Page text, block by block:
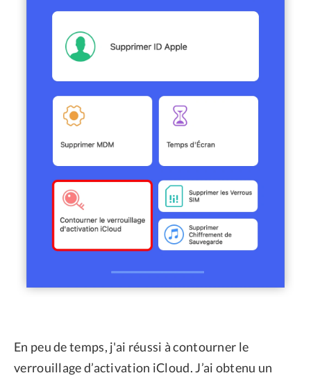
En peu de temps, j'ai réussi à contourner le
verrouillage d’activation iCloud. J’ai obtenu un